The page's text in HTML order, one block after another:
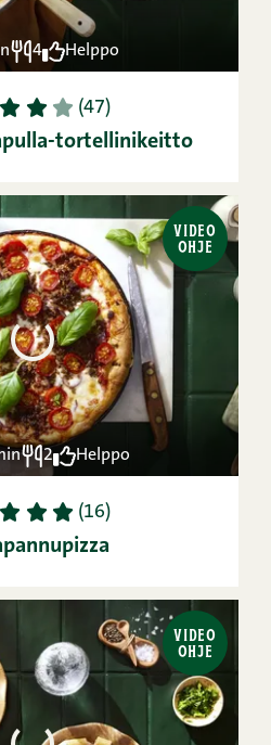
4 Helppo
3 4 5 (47)
tortellinikeitto
VIDEO
OHJE
2 Helppo
3 4 5 (16)
VIDEO
OHJE